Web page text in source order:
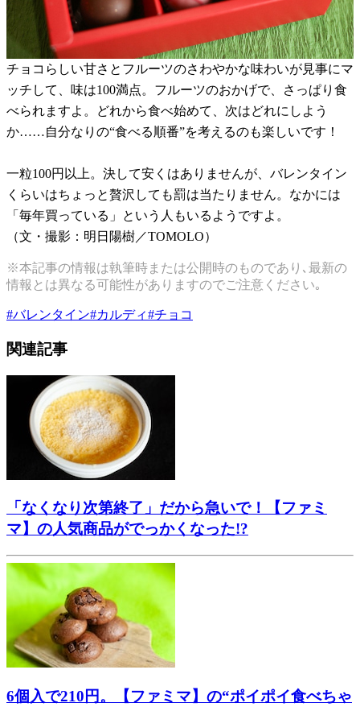
チョコらしい甘さとフルーツのさわやかな味わいが見事にマ
ッチして、味は100満点。フルーツのおかげで、さっぱり食
べられますよ。どれから食べ始めて、次はどれにしよう
か……自分なりの“食べる順番”を考えるのも楽しいです！
一粒100円以上。決して安くはありませんが、バレンタイン
くらいはちょっと贅沢しても罰は当たりません。なかには
「毎年買っている」という人もいるようですよ。
（文・撮影：明日陽樹／TOMOLO）
※本記事の情報は執筆時または公開時のものであり､最新の
情報とは異なる可能性がありますのでご注意ください｡
#バレンタイン#カルディ#チョコ
関連記事
「なくなり次第終了」だから急いで！【ファミ
マ】の人気商品がでっかくなった!?
6個入で210円。【ファミマ】の“ポイポイ食べちゃ